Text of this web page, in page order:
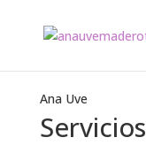
Ana Uve
Servicios